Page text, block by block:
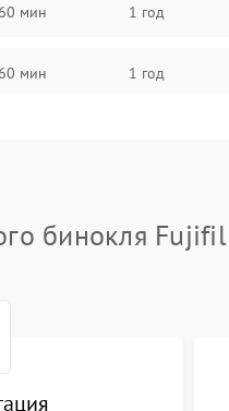
60 мин 1 год
60 мин 1 год
бинокля